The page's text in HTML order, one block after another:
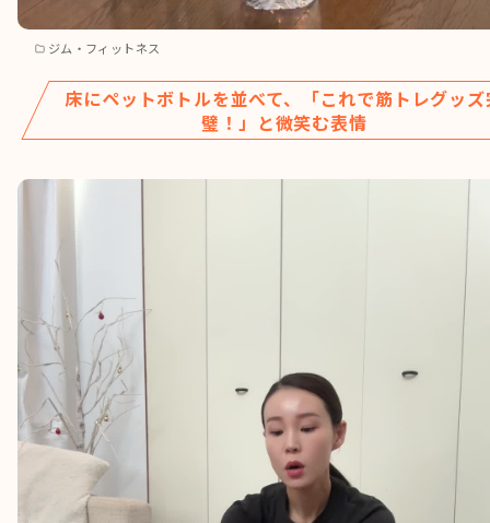
ジム・フィットネス
床にペットボトルを並べて、「これで筋トレグッ
璧！」と微笑む表情